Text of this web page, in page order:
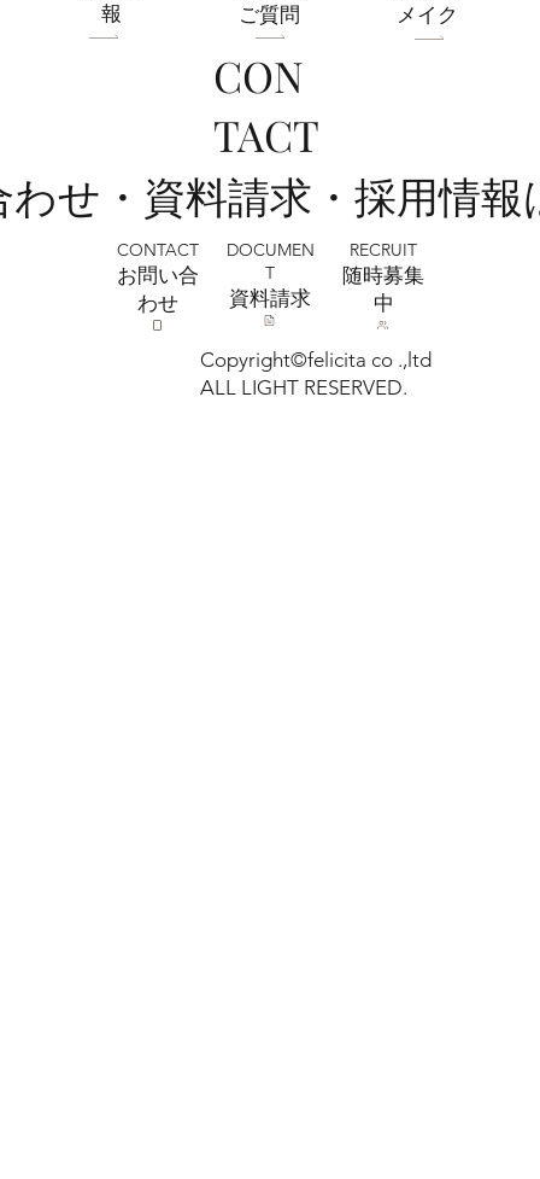
全店舗 ★ゴールデンウィークの営業に
Copyright©felicita co .,ltd
ALL LIGHT RESERVED.
CON
TACT
せ・資料請求・採用情
CONTACT
お問い合
わせ
DOCUMEN
T
​資料請求
RECRUIT
​随時募集
中
報
ご質問
メイク